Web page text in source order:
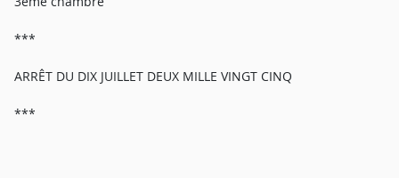
***
ARRÊT DU DIX JUILLET DEUX MILLE VINGT CINQ
***